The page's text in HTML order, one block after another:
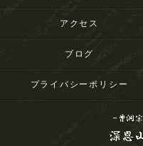
アクセス
ブログ
プライバシーポリシー